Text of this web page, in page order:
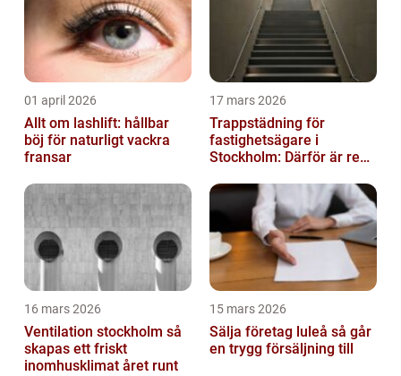
01 april 2026
Allt om lashlift: hållbar
böj för naturligt vackra
fransar
17 mars 2026
Trappstädning för
fastighetsägare i
Stockholm: Därför är rena
investering
16 mars 2026
Ventilation stockholm så
skapas ett friskt
inomhusklimat året runt
15 mars 2026
Sälja företag luleå så går
en trygg försäljning till